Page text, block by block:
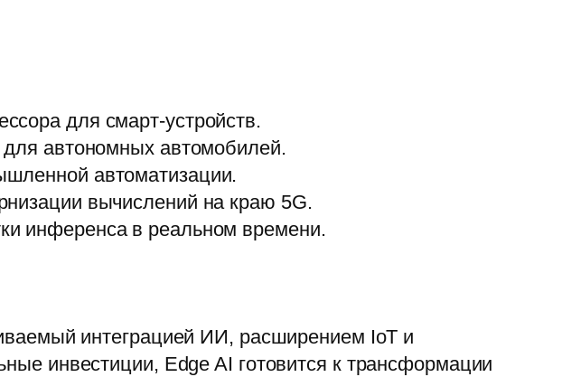
для смарт-устройств.
автономных автомобилей.
автоматизации.
вычислений на краю 5G.
инференса в реальном времени.
интеграцией ИИ, расширением IoT и
инвестиции, Edge AI готовится к трансформации